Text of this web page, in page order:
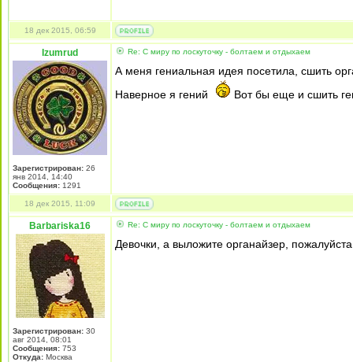
18 дек 2015, 06:59
Izumrud
Зарегистрирован: 26
янв 2014, 14:40
Сообщения: 1291
Re: С миру по лоскуточку - болтаем и отдыхаем
А меня гениальная идея посетила, сшить
Наверное я гений
Вот бы еще и сшить
18 дек 2015, 11:09
Barbariska16
Зарегистрирован: 30
авг 2014, 08:01
Сообщения: 753
Откуда: Москва
Re: С миру по лоскуточку - болтаем и отдыхаем
Девочки, а выложите органайзер,